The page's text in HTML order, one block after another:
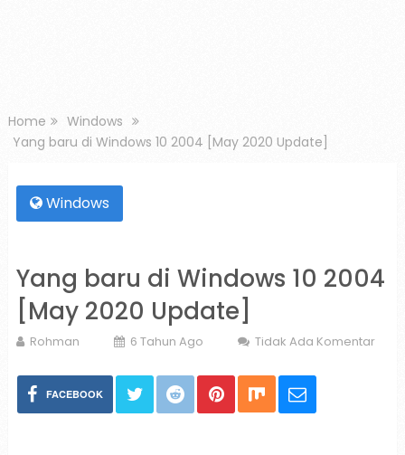
Home
Windows
Yang baru di Windows 10 2004 [May 2020 Update]
Windows
Yang baru di Windows 10 2004
[May 2020 Update]
Rohman 6 Tahun Ago Tidak Ada Komentar
FACEBOOK